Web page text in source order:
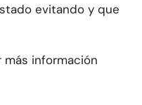
evitando y que
información